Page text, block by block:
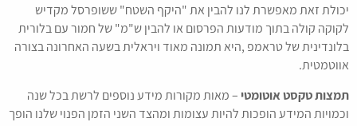
יכולת זאת מאפשרת לנו להבין את "היקף השטח" ששופרסל מקדיש
לקוקה קולה בתוך מודעות הפרסום או להבין ש"מ" של חמור עם בלורית
בלונדינית של טראמפ ,היא תמונה מאוד ויראלית בשעה האחרונה בצורה
אווטמטית.
תמצות טקסט אוטומטי– מאות מקורות מידע נוספים לרשת בכל שנה
וכמויות המידע הופכות להיות עצומות ומהצד השני הזמן הפנוי שלנו הופך